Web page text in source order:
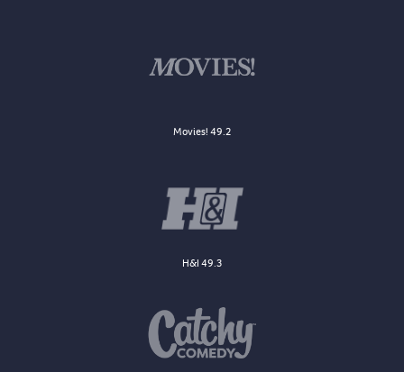
Movies! 49.2
H&I 49.3